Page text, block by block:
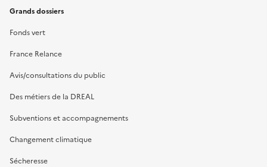
Grands dossiers
Fonds vert
France Relance
Avis/consultations du public
Des métiers de la DREAL
Subventions et accompagnements
Changement climatique
Sécheresse